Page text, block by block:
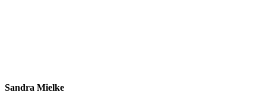
Sandra Mielke